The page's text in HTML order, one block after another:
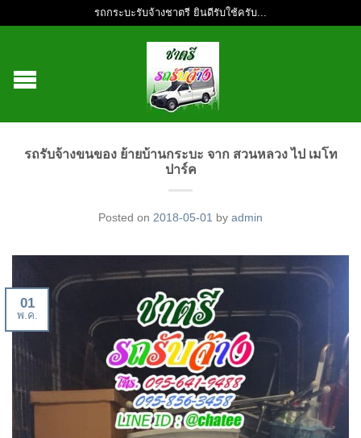
รถกระบะรับจ้างชาตรี ยินดีรับใช้ครับ...
รถรับจ้างขนของ ย้ายบ้านกระบะ จาก สวนหลวง ไป เมโท
ปาร์ค
Posted on 2018-05-01 by admin
01
พ.ค.